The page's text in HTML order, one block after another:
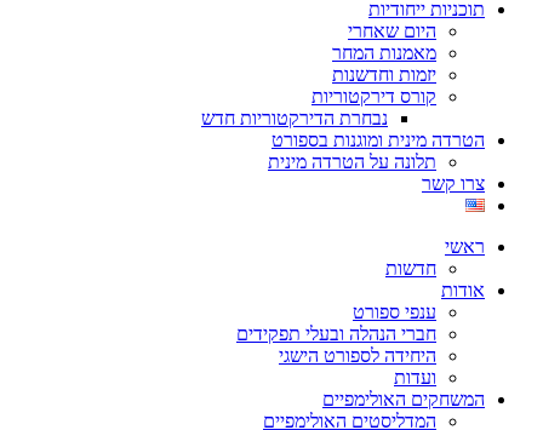
תוכניות ייחודיות
היום שאחרי
מאמנות המחר
יזמות וחדשנות
קורס דירקטוריות
נבחרת הדירקטוריות חדש
הטרדה מינית ומוגנות בספורט
תלונה על הטרדה מינית
צרו קשר
ראשי
חדשות
אודות
ענפי ספורט
חברי הנהלה ובעלי תפקידים
היחידה לספורט הישגי
ועדות
המשחקים האולימפיים
המדליסטים האולימפיים